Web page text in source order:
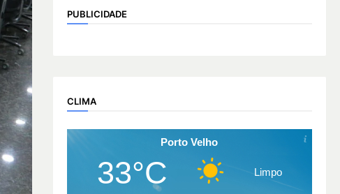
PUBLICIDADE
CLIMA
Porto Velho
33°C Limpo